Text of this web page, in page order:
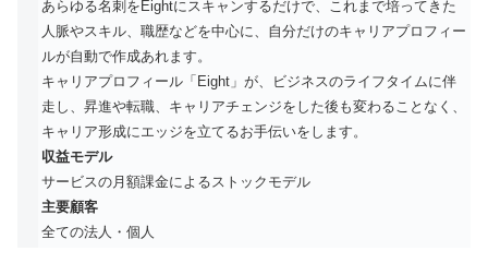
あらゆる名刺をEightにスキャンするだけで、これまで培ってきた
人脈やスキル、職歴などを中心に、自分だけのキャリアプロフィー
ルが自動で作成あれます。
キャリアプロフィール「Eight」が、ビジネスのライフタイムに伴
走し、昇進や転職、キャリアチェンジをした後も変わることなく、
キャリア形成にエッジを立てるお手伝いをします。
収益モデル
サービスの月額課金によるストックモデル
主要顧客
全ての法人・個人